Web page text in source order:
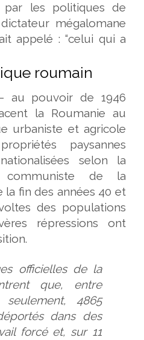
par les politiques de
mégalomane
appelé : “celui qui a
roumain
au pouvoir de 1946
la Roumanie au
urbaniste et agricole
paysannes
selon la
communiste de la
fin des années 40 et
des populations
répressions ont
officielles de la
que, entre
4865
dans des
forcé et, sur 11